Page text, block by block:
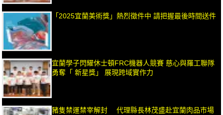
「2025宜蘭美術獎」熱烈徵件中 請把握最後時間送件
宜蘭學子閃耀休士頓FRC機器人競賽 慈心與羅工聯隊
勇奪「 新星獎」 展現跨域實作力
豬隻禁運禁宰解封 代理縣長林茂盛赴宜蘭肉品市場